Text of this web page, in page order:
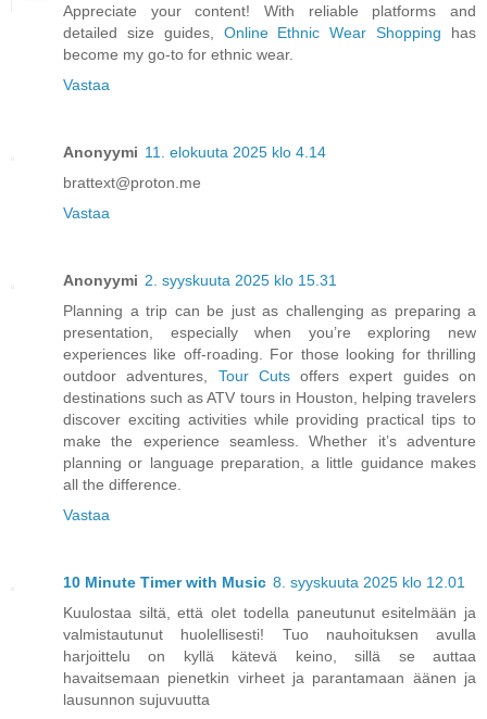
Appreciate your content! With reliable platforms and
detailed size guides, Online Ethnic Wear Shopping has
become my go-to for ethnic wear.
Vastaa
Anonyymi 11. elokuuta 2025 klo 4.14
brattext@proton.me
Vastaa
Anonyymi 2. syyskuuta 2025 klo 15.31
Planning a trip can be just as challenging as preparing a
presentation, especially when you’re exploring new
experiences like off-roading. For those looking for thrilling
outdoor adventures, Tour Cutsoffers expert guides on
destinations such as ATV tours in Houston, helping travelers
discover exciting activities while providing practical tips to
make the experience seamless. Whether it’s adventure
planning or language preparation, a little guidance makes
all the difference.
Vastaa
10 Minute Timer with Music 8. syyskuuta 2025 klo 12.01
Kuulostaa siltä, että olet todella paneutunut esitelmään ja
valmistautunut huolellisesti! Tuo nauhoituksen avulla
harjoittelu on kyllä kätevä keino, sillä se auttaa
havaitsemaan pienetkin virheet ja parantamaan äänen ja
lausunnon sujuvuutta